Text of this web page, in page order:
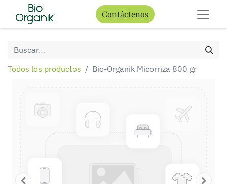
Contáctenos
Todos los productos Bio-Organik Micorriza 800 gr